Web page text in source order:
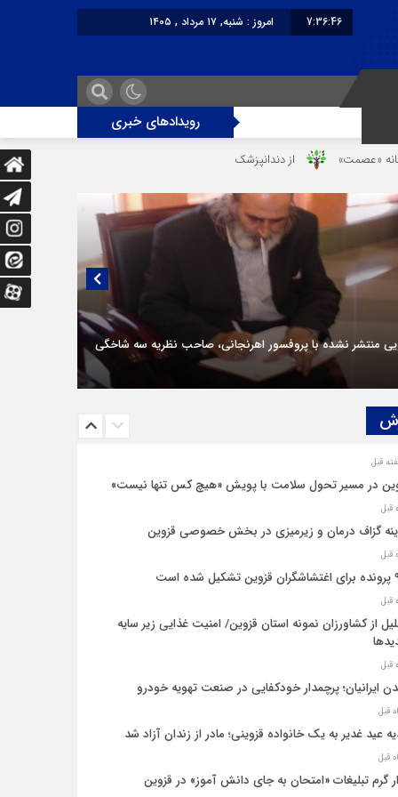
7:36:46
امروز : شنبه, ۱۷ مرداد , ۱۴۰۵
رویدادهای خبری
از دندانپزشک قاتل تا قاتل‌ شدن رستوران‌‌دار
منتشر نشده با پروفسور اهرنجانی، صاحب نظریه سه‌ شاخگی
در مسیر تحول سلامت با پویش «هیچ‌ کس تنها نیست»
گزاف درمان و زیرمیزی در بخش خصوصی قزوین
است
از کشاورزان نمونه استان قزوین/ امنیت غذایی زیر سایه
ایرانیان؛ پرچمدار خودکفایی در صنعت تهویه خودرو
عید غدیر به یک خانواده قزوینی؛ مادر از زندان آزاد شد
گرم تبلیغات «امتحان به جای دانش‌ آموز» در قزوین